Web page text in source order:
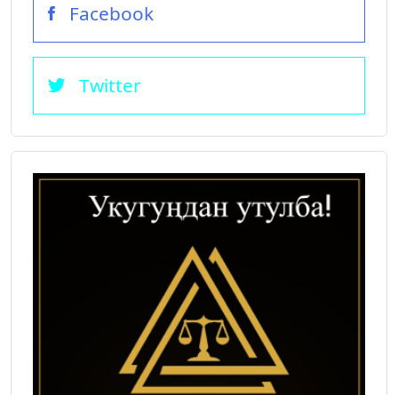
Facebook
Twitter